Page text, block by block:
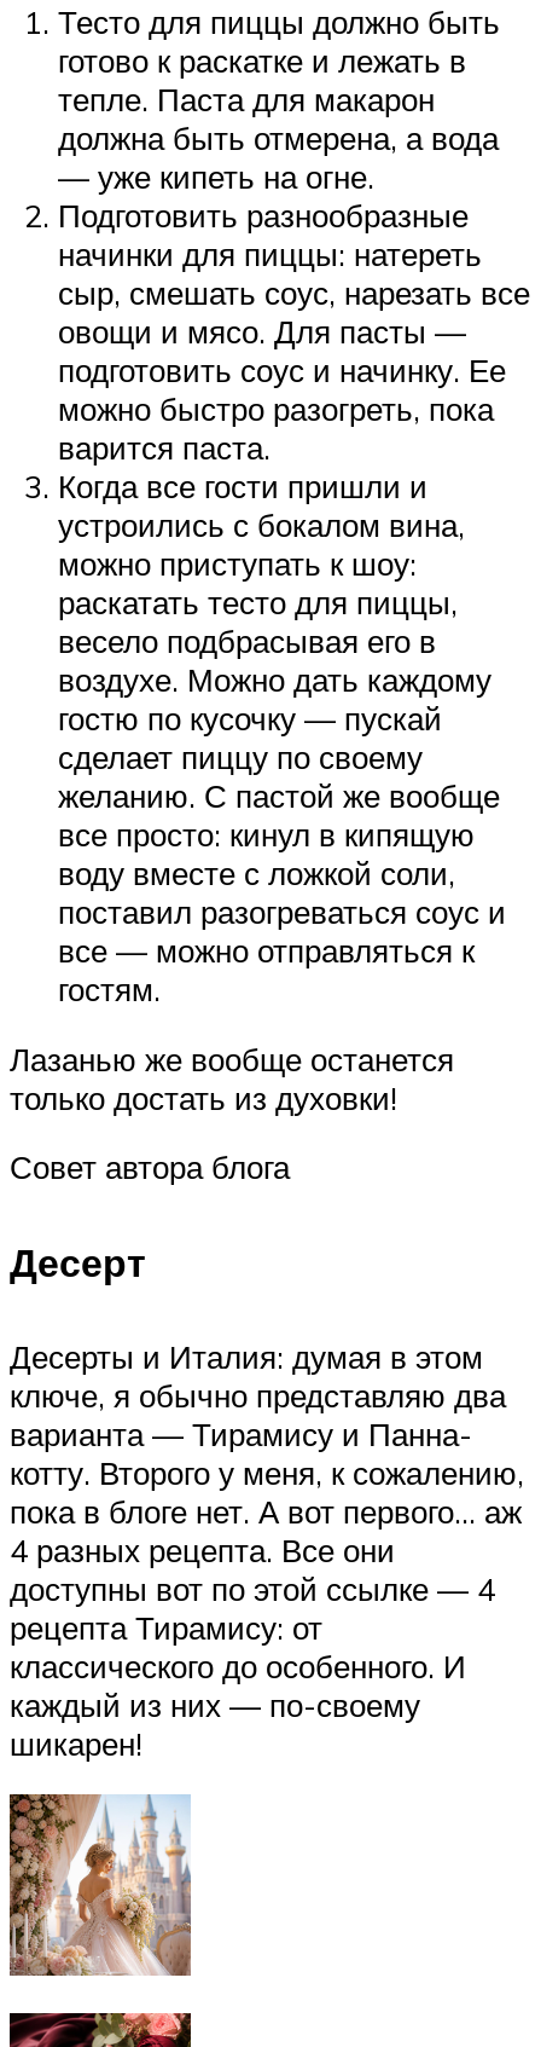
Тесто для пиццы должно быть
готово к раскатке и лежать в
тепле. Паста для макарон
должна быть отмерена, а вода
— уже кипеть на огне.
Подготовить разнообразные
начинки для пиццы: натереть
сыр, смешать соус, нарезать все
овощи и мясо. Для пасты —
подготовить соус и начинку. Ее
можно быстро разогреть, пока
варится паста.
Когда все гости пришли и
устроились с бокалом вина,
можно приступать к шоу:
раскатать тесто для пиццы,
весело подбрасывая его в
воздухе. Можно дать каждому
гостю по кусочку — пускай
сделает пиццу по своему
желанию. С пастой же вообще
все просто: кинул в кипящую
воду вместе с ложкой соли,
поставил разогреваться соус и
все — можно отправляться к
гостям.
Лазанью же вообще останется
только достать из духовки!
Совет автора блога
Десерт
Десерты и Италия: думая в этом
ключе, я обычно представляю два
варианта — Тирамису и Панна-
котту. Второго у меня, к сожалению,
пока в блоге нет. А вот первого… аж
4 разных рецепта. Все они
доступны вот по этой ссылке — 4
рецепта Тирамису: от
классического до особенного. И
каждый из них — по-своему
шикарен!